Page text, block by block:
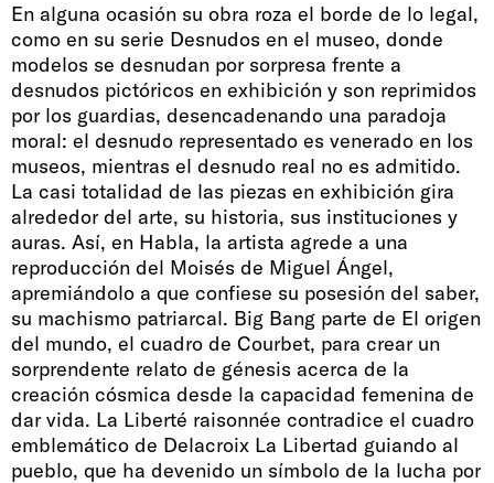
En alguna ocasión su obra roza el borde de lo legal,
como en su serie Desnudos en el museo, donde
modelos se desnudan por sorpresa frente a
desnudos pictóricos en exhibición y son reprimidos
por los guardias, desencadenando una paradoja
moral: el desnudo representado es venerado en los
museos, mientras el desnudo real no es admitido.
La casi totalidad de las piezas en exhibición gira
alrededor del arte, su historia, sus instituciones y
auras. Así, en Habla, la artista agrede a una
reproducción del Moisés de Miguel Ángel,
apremiándolo a que confiese su posesión del saber,
su machismo patriarcal. Big Bang parte de El origen
del mundo, el cuadro de Courbet, para crear un
sorprendente relato de génesis acerca de la
creación cósmica desde la capacidad femenina de
dar vida. La Liberté raisonnée contradice el cuadro
emblemático de Delacroix La Libertad guiando al
pueblo, que ha devenido un símbolo de la lucha por